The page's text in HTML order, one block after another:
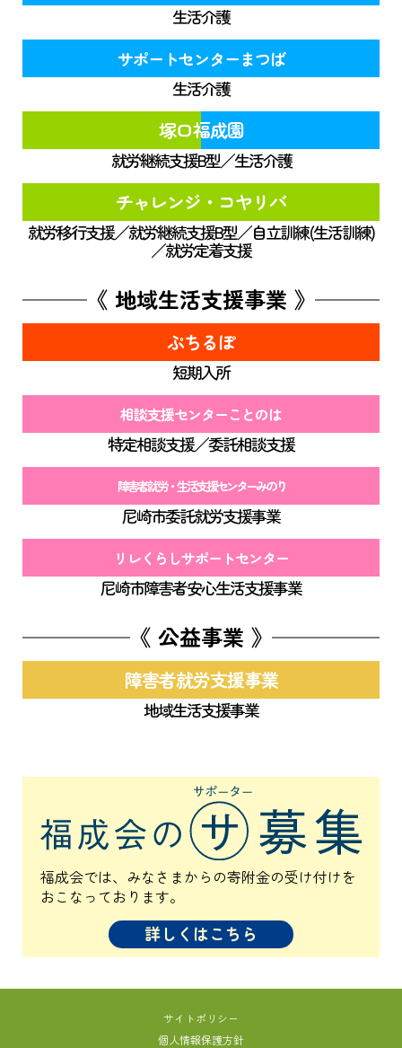
生活介護
サポートセンターまつば
生活介護
塚口福成園
就労継続支援B型／生活介護
チャレンジ・コヤリバ
就労移行支援／就労継続支援B型／自立訓練(生活訓練)
／就労定着支援
《 地域生活支援事業 》
ぷちるぽ
短期入所
相談支援センターことのは
特定相談支援／委託相談支援
障害者就労・生活支援センターみのり
尼崎市委託就労支援事業
リレくらしサポートセンター
尼崎市障害者安心生活支援事業
《 公益事業 》
障害者就労支援事業
地域生活支援事業
福成会では、みなさまからの寄附金の受け付けを
おこなっております。
詳しくはこちら
サイトポリシー
個人情報保護方針